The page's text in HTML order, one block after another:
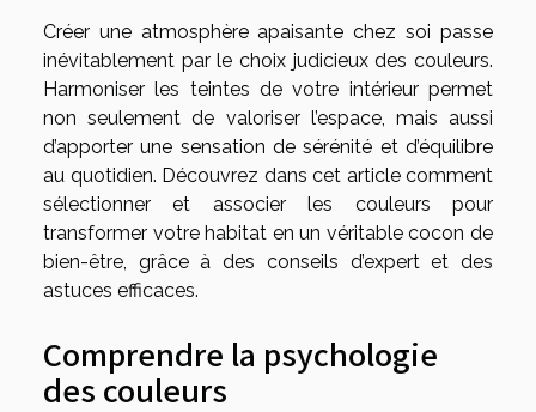
Créer une atmosphère apaisante chez soi passe
inévitablement par le choix judicieux des couleurs.
Harmoniser les teintes de votre intérieur permet
non seulement de valoriser l’espace, mais aussi
d’apporter une sensation de sérénité et d’équilibre
au quotidien. Découvrez dans cet article comment
sélectionner et associer les couleurs pour
transformer votre habitat en un véritable cocon de
bien-être, grâce à des conseils d’expert et des
astuces efficaces.
Comprendre la psychologie
des couleurs